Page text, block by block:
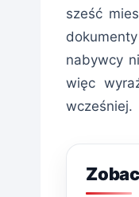
sześć
nabywcy
więc
wcześniej.